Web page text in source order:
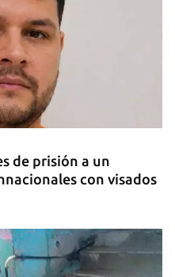
de prisión a un
con visados